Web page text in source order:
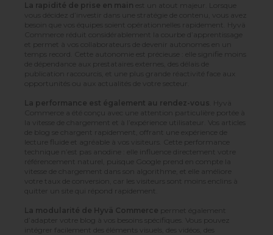
La rapidité de prise en main est un atout majeur. Lorsque
vous décidez d’investir dans une stratégie de contenu, vous avez
besoin que vos équipes soient opérationnelles rapidement. Hyvä
Commerce réduit considérablement la courbe d’apprentissage
et permet à vos collaborateurs de devenir autonomes en un
temps record. Cette autonomie est précieuse : elle signifie moins
de dépendance aux prestataires externes, des délais de
publication raccourcis, et une plus grande réactivité face aux
opportunités ou aux actualités de votre secteur.
La performance est également au rendez-vous . Hyvä
Commerce a été conçu avec une attention particulière portée à
la vitesse de chargement et à l’expérience utilisateur. Vos articles
de blog se chargent rapidement, offrant une expérience de
lecture fluide et agréable à vos visiteurs. Cette performance
technique n’est pas anodine : elle influence directement votre
référencement naturel, puisque Google prend en compte la
vitesse de chargement dans son algorithme, et elle améliore
votre taux de conversion, car les visiteurs sont moins enclins à
quitter un site qui répond rapidement.
La modularité de Hyvä Commerce permet également
d’adapter votre blog à vos besoins spécifiques. Vous pouvez
intégrer facilement des éléments visuels, des vidéos, des